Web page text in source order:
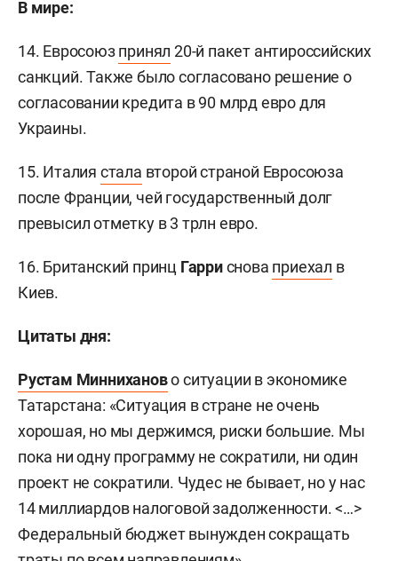
В мире:
14. Евросоюзпринял 20-й пакет антироссийских
санкций. Также было согласовано решение о
согласовании кредита в 90 млрд евро для
Украины.
15. Италия стала второй страной Евросоюза
после Франции, чей государственный долг
превысил отметку в 3 трлн евро.
16. Британский принц Гарриснова приехал в
Киев.
Цитаты дня:
Рустам Минниханово ситуации в экономике
Татарстана: «Ситуация в стране не очень
хорошая, но мы держимся, риски большие. Мы
пока ни одну программу не сократили, ни один
проект не сократили. Чудес не бывает, но у нас
14 миллиардов налоговой задолженности. <…>
Федеральный бюджет вынужден сокращать